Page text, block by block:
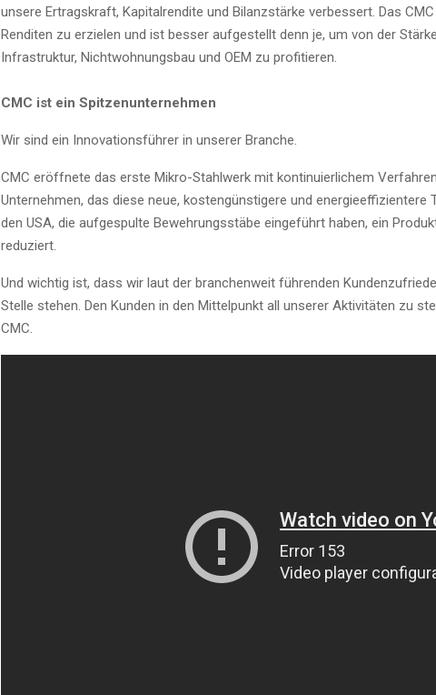
unsere Ertragskraft, Kapitalrendite und Bilanzstärke verbessert. Das
Renditen zu erzielen und ist besser aufgestellt denn je, um von der
Infrastruktur, Nichtwohnungsbau und OEM zu profitieren.
CMC ist ein Spitzenunternehmen
Wir sind ein Innovationsführer in unserer Branche.
CMC eröffnete das erste Mikro-Stahlwerk mit kontinuierlichem
Unternehmen, das diese neue, kostengünstigere und
den USA, die aufgespulte Bewehrungsstäbe eingeführt haben, ein
reduziert.
Und wichtig ist, dass wir laut der branchenweit führenden
Stelle stehen. Den Kunden in den Mittelpunkt all unserer Aktivitäten zu
CMC.